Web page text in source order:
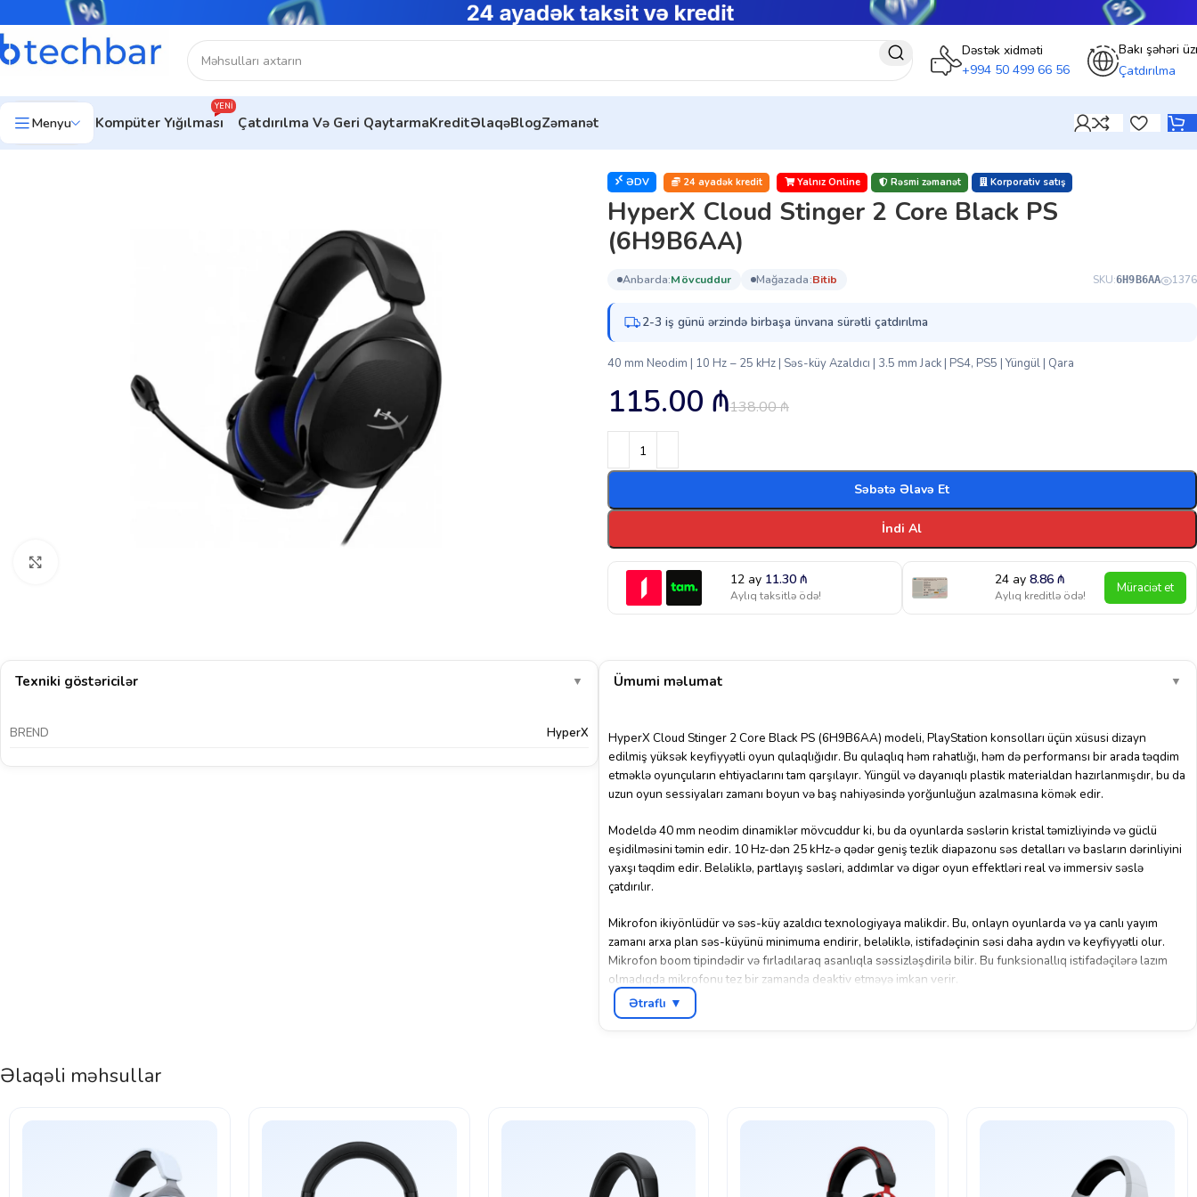
Dəstək xidməti
+994 50 499 66 56
Bakı şəhəri
Çatdırılma
Menyu Kompüter Yığılması
YENI
Çatdırılma Və Geri QaytarmaKreditƏlaqəBlogZəmanət
Ev Kompüter aksesuarları
ƏDV 24 ayadək kredit Yalnız Online Rəsmi zəmanət Korporativ satış
HyperX Cloud Stinger 2 Core Black PS
(6H9B6AA)
anbarda: mövcuddur mağazada: bi̇ti̇b SKU:6H9B6AA 1376
2-3 iş günü ərzində birbaşa ünvana sürətli çatdırılma
40 mm Neodim | 10 Hz – 25 kHz | Səs-küy Azaldıcı | 3.5 mm Jack | PS4, PS5 | Yüngül | Qara
138.00₼
115.00 ₼
Səbətə Əlavə Et
İndi Al
12 ay 11.30₼
Aylıq taksitlə ödə!
24 ay8.86₼
Aylıq kreditlə ödə! Müraciət et
Texniki göstəricilər ▼
BREND HyperX
Ümumi məlumat ▼
HyperX Cloud Stinger 2 Core Black PS (6H9B6AA) modeli, PlayStation konsolları üçün xüsusi dizayn
edilmiş yüksək keyfiyyətli oyun qulaqlığıdır. Bu qulaqlıq həm rahatlığı, həm də performansı bir arada təqdim
etməklə oyunçuların ehtiyaclarını tam qarşılayır. Yüngül və dayanıqlı plastik materialdan hazırlanmışdır, bu da
uzun oyun sessiyaları zamanı boyun və baş nahiyəsində yorğunluğun azalmasına kömək edir.
Modeldə 40 mm neodim dinamiklər mövcuddur ki, bu da oyunlarda səslərin kristal təmizliyində və güclü
eşidilməsini təmin edir. 10 Hz-dən 25 kHz-ə qədər geniş tezlik diapazonu səs detalları və basların dərinliyini
yaxşı təqdim edir. Beləliklə, partlayış səsləri, addımlar və digər oyun effektləri real və immersiv səslə
çatdırılır.
Mikrofon ikiyönlüdür və səs-küy azaldıcı texnologiyaya malikdir. Bu, onlayn oyunlarda və ya canlı yayım
zamanı arxa plan səs-küyünü minimuma endirir, beləliklə, istifadəçinin səsi daha aydın və keyfiyyətli olur.
Mikrofon boom tipindədir və fırladılaraq asanlıqla səssizləşdirilə bilir. Bu funksionallıq istifadəçilərə lazım
olmadıqda mikrofonu tez bir zamanda deaktiv etməyə imkan verir.
Qulaqlıq 3.5 mm audio jack ilə bağlanır və PS4, PS5 kimi PlayStation konsolları ilə tam uyğun gəlir.
Ətraflı ▼
Əlaqəli məhsullar